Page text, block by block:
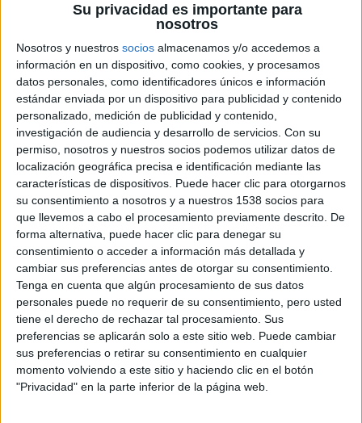
Su privacidad es importante para
nosotros
Nosotros y nuestros socios almacenamos y/o accedemos a
información en un dispositivo, como cookies, y procesamos
datos personales, como identificadores únicos e información
estándar enviada por un dispositivo para publicidad y contenido
personalizado, medición de publicidad y contenido,
investigación de audiencia y desarrollo de servicios. Con su
permiso, nosotros y nuestros socios podemos utilizar datos de
localización geográfica precisa e identificación mediante las
características de dispositivos. Puede hacer clic para otorgarnos
su consentimiento a nosotros y a nuestros 1538 socios para
que llevemos a cabo el procesamiento previamente descrito. De
forma alternativa, puede hacer clic para denegar su
consentimiento o acceder a información más detallada y
cambiar sus preferencias antes de otorgar su consentimiento.
Tenga en cuenta que algún procesamiento de sus datos
personales puede no requerir de su consentimiento, pero usted
tiene el derecho de rechazar tal procesamiento. Sus
preferencias se aplicarán solo a este sitio web. Puede cambiar
sus preferencias o retirar su consentimiento en cualquier
momento volviendo a este sitio y haciendo clic en el botón
"Privacidad" en la parte inferior de la página web.
Facebook
Pinterest
WhatsApp
Ahora sí, ya ha visto la luz el trailer español de la comedia
Dictador(hasta ahora conocida por su título originalThe Dictator
con la que vuelven a formar equipo
Sacha Baron Cohen
, el dúo detrás de
La película cuenta la heroica historia de un dictador que arriesgó su
vida para asegurarse que la democracia no llegaría nunca al país que
con tanto cariño oprime.
El reparto cuenta también conAnna Faris, Ben Kingsley, Megan
Fox, John C. Reilly,y JB Smoove.Cohen da vida a un pastor de
cabras y un dictador opresivo que se encuentra perdido en Estados
Unidos.
Anna Faris
da vida a la propietaria de una tienda de alimentos
naturales en la ciudad de Nueva York.
Ben Kingsley
Mantzoukasdan vida a personas de Oriente Medio.